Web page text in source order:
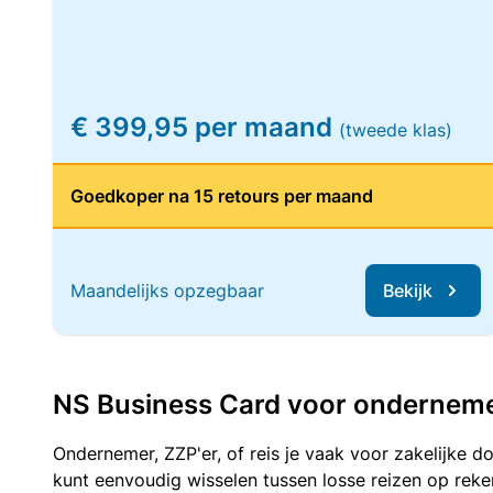
€ 399,95 per maand (tweede klas)
Goedkoper na 15 retours per maand
Maandelijks opzegbaar Bekijk
NS Business Card voor
Ondernemer, ZZP'er, of reis je vaak voor zakelijke
kunt eenvoudig wisselen tussen losse reizen op